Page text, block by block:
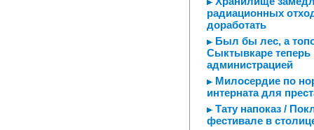
радиационных
доработать
Был бы лес, а
Сыктывкаре теперь
администрацией
Милосердие по
интерната для
Тату напоказ /
фестивале в